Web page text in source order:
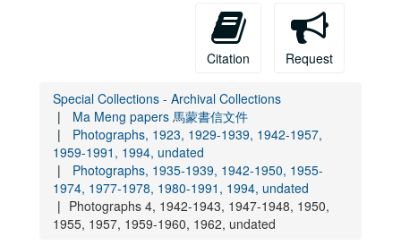
Citation Request
Special Collections - Archival Collections
Ma Meng papers 馬蒙書信文件
Photographs, 1923, 1929-1939, 1942-1957,
1959-1991, 1994, undated
Photographs, 1935-1939, 1942-1950, 1955-
1974, 1977-1978, 1980-1991, 1994, undated
Photographs 4, 1942-1943, 1947-1948, 1950,
1955, 1957, 1959-1960, 1962, undated